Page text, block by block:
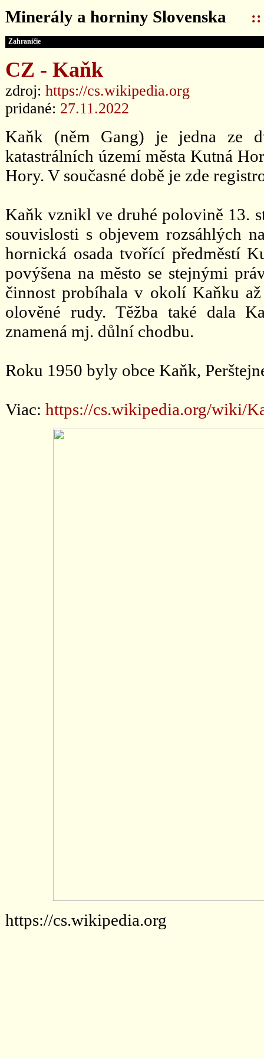
Minerály a horniny Slovenska ::
Zahraničie
CZ - Kaňk
zdroj: https://cs.wikipedia.org
pridané: 27.11.2022
Kaňk (něm Gang) je jedna ze
katastrálních území města Kutná
Hory. V současné době je zde
Kaňk vznikl ve druhé polovině 13.
souvislosti s objevem rozsáhlých
hornická osada tvořící předměstí
povýšena na město se stejnými
činnost probíhala v okolí Kaňku
olověné rudy. Těžba také dala
znamená mj. důlní chodbu.
Roku 1950 byly obce Kaňk,
Viac: https://cs.wikipedia.org/wiki/
https://cs.wikipedia.org